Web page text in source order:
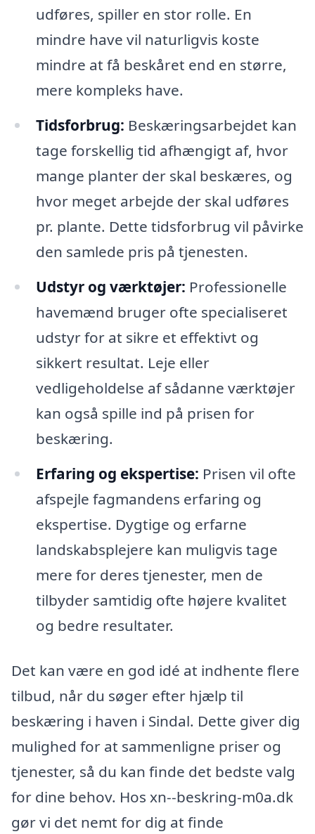
udføres, spiller en stor rolle. En
mindre have vil naturligvis koste
mindre at få beskåret end en større,
mere kompleks have.
Tidsforbrug: Beskæringsarbejdet kan
tage forskellig tid afhængigt af, hvor
mange planter der skal beskæres, og
hvor meget arbejde der skal udføres
pr. plante. Dette tidsforbrug vil påvirke
den samlede pris på tjenesten.
Udstyr og værktøjer: Professionelle
havemænd bruger ofte specialiseret
udstyr for at sikre et effektivt og
sikkert resultat. Leje eller
vedligeholdelse af sådanne værktøjer
kan også spille ind på prisen for
beskæring.
Erfaring og ekspertise: Prisen vil ofte
afspejle fagmandens erfaring og
ekspertise. Dygtige og erfarne
landskabsplejere kan muligvis tage
mere for deres tjenester, men de
tilbyder samtidig ofte højere kvalitet
og bedre resultater.
Det kan være en god idé at indhente flere
tilbud, når du søger efter hjælp til
beskæring i haven i Sindal. Dette giver dig
mulighed for at sammenligne priser og
tjenester, så du kan finde det bedste valg
for dine behov. Hos xn--beskring-m0a.dk
gør vi det nemt for dig at finde